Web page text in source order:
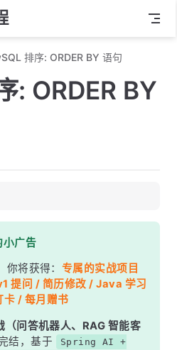
排序: ORDER BY 语句
: ORDER BY
小广告
你将获得： 专属的实战项目
提问 / 简历修改 / Java 学习
卡 / 每月赠书
（问答机器人、RAG 智能客
结，基于
Spring AI +